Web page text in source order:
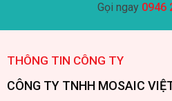
Gọi ngay 0946
THÔNG TIN CÔNG TY
CÔNG TY TNHH MOSAIC